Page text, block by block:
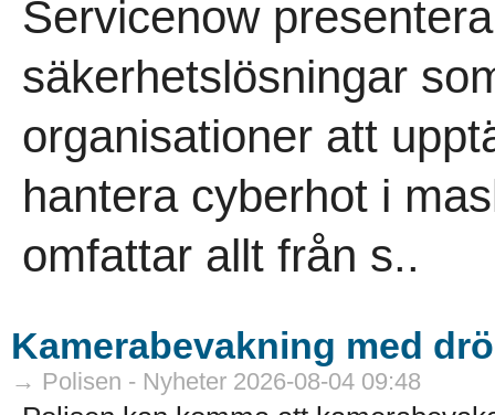
Servicenow
säkerhetslösningar
organisationer att
hantera cyberhot i
omfattar allt från s..
Kamerabevakning med
→ Polisen - Nyheter 2026-08-04 09:48